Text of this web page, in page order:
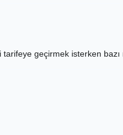
geçirmek isterken bazı